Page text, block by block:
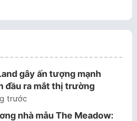
gây ấn tượng mạnh
đầu ra mắt thị trường
trước
nhà mẫu The Meadow: